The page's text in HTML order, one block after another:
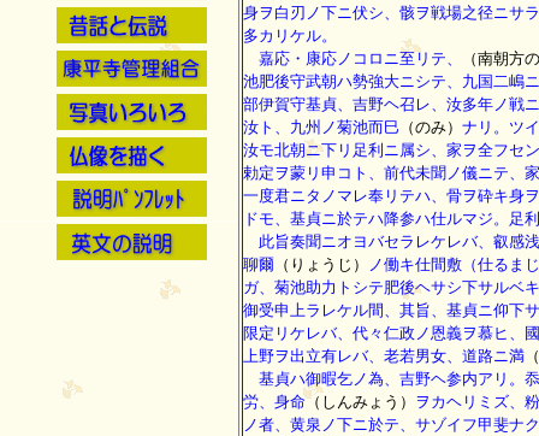
身ヲ白刃ノ下ニ伏シ、骸ヲ戦場之径ニサ
多カリケル。
嘉応・康応ノコロニ至リテ、
（南朝方
池肥後守武朝ハ勢強大ニシテ、九国二嶋
部伊賀守基貞、吉野ヘ召レ、汝多年ノ戦
汝ト、九州ノ菊池而巳 （のみ） ナリ。ツ
汝モ北朝ニ下リ足利ニ属シ、家ヲ全フセ
勅定ヲ蒙リ申コト、前代未聞ノ儀ニテ、
一度君ニタノマレ奉リテハ、骨ヲ砕キ身
ドモ、基貞ニ於テハ降参ハ仕ルマジ。足
此旨奏聞ニオヨバセラレケレバ、叡感
聊爾 （りょうじ）
ノ働キ仕間敷（仕るま
ガ、菊池助力トシテ肥後ヘサシ下サルベ
御受申上ラレケル間、其旨、基貞ニ仰下
限定リケレバ、代々仁政ノ恩義ヲ慕ヒ、
上野ヲ出立有レバ、老若男女、道路ニ満
基貞ハ御暇乞ノ為、吉野ヘ参内アリ。忝
労、身命（しんみょう） ヲカヘリミズ、
ノ者、黄泉ノ下ニ於テ、サゾイフ甲斐ナ